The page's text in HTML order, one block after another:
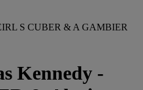
S CUBER & A GAMBIER
Kennedy -